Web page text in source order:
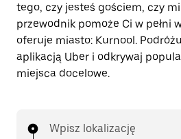
tego, czy jesteś gościem, czy
przewodnik pomoże Ci w pełni
oferuje miasto: Kurnool.
aplikacją Uber i odkrywaj
miejsca docelowe.
Wpisz lokalizację